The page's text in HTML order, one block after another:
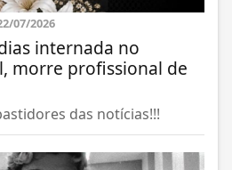
07/2026
internada no
morre profissional de
das notícias!!!